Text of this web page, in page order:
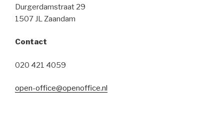
Durgerdamstraat 29
1507 JL Zaandam
Contact
020 421 4059
open-office@openoffice.nl